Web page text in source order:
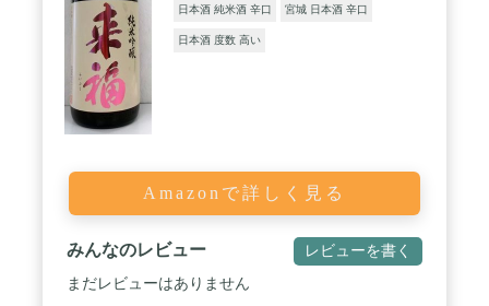
日本酒 純米酒 辛口 宮城 日本酒 辛口
日本酒 度数 高い
Amazonで詳しく見る
みんなのレビュー レビューを書く
まだレビューはありません